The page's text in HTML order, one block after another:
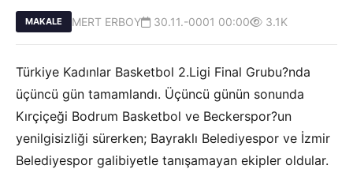
MAKALE MERT ERBOY 30.11.-0001 00:00 3.1K
Türkiye Kadınlar Basketbol 2.Ligi Final Grubu?nda
üçüncü gün tamamlandı. Üçüncü günün sonunda
Kırçiçeği Bodrum Basketbol ve Beckerspor?un
yenilgisizliği sürerken; Bayraklı Belediyespor ve İzmir
Belediyespor galibiyetle tanışamayan ekipler oldular.